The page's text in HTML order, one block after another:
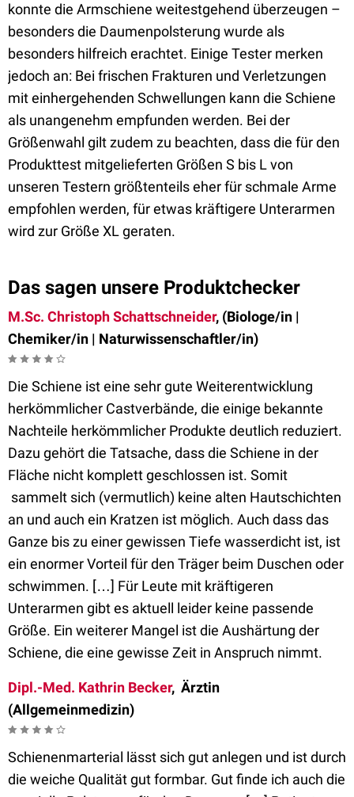
konnte die Armschiene weitestgehend überzeugen –
besonders die Daumenpolsterung wurde als
besonders hilfreich erachtet. Einige Tester merken
jedoch an: Bei frischen Frakturen und Verletzungen
mit einhergehenden Schwellungen kann die Schiene
als unangenehm empfunden werden. Bei der
Größenwahl gilt zudem zu beachten, dass die für den
Produkttest mitgelieferten Größen S bis L von
unseren Testern größtenteils eher für schmale Arme
empfohlen werden, für etwas kräftigere Unterarmen
wird zur Größe XL geraten.
Das sagen unsere Produktchecker
M.Sc. Christoph Schattschneider, (Biologe/in |
Chemiker/in | Naturwissenschaftler/in)
Die Schiene ist eine sehr gute Weiterentwicklung
herkömmlicher Castverbände, die einige bekannte
Nachteile herkömmlicher Produkte deutlich reduziert.
Dazu gehört die Tatsache, dass die Schiene in der
Fläche nicht komplett geschlossen ist. Somit
sammelt sich (vermutlich) keine alten Hautschichten
an und auch ein Kratzen ist möglich. Auch dass das
Ganze bis zu einer gewissen Tiefe wasserdicht ist, ist
ein enormer Vorteil für den Träger beim Duschen oder
schwimmen. […] Für Leute mit kräftigeren
Unterarmen gibt es aktuell leider keine passende
Größe. Ein weiterer Mangel ist die Aushärtung der
Schiene, die eine gewisse Zeit in Anspruch nimmt.
Dipl.-Med. Kathrin Becker, Ärztin
(Allgemeinmedizin)
Schienenmarterial lässt sich gut anlegen und ist durch
die weiche Qualität gut formbar. Gut finde ich auch die